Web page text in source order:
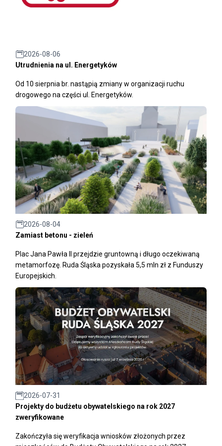
2026-08-06
Utrudnienia na ul. Energetyków
Od 10 sierpnia br. nastąpią zmiany w organizacji ruchu
drogowego na części ul. Energetyków.
2026-08-04
Zamiast betonu - zieleń
Plac Jana Pawła II przejdzie gruntowną i długo oczekiwaną
metamorfozę. Ruda Śląska pozyskała 5,5 mln zł z Funduszy
Europejskich.
2026-07-31
Projekty do budżetu obywatelskiego na rok 2027
zweryfikowane
Zakończyła się weryfikacja wniosków złożonych przez